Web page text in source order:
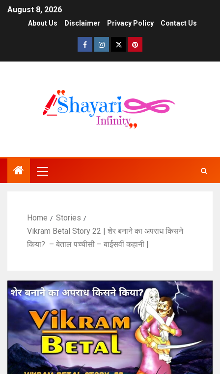
August 8, 2026
About Us Disclaimer Privacy Policy Contact Us
Home
Stories
Vikram Betal Story 22 | शेर बनाने का अपराध किसने
किया? – बेताल पच्चीसी – बाईसवीं कहानी |